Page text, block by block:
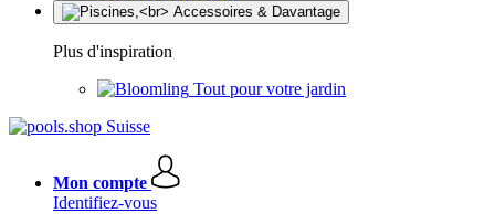
Plus d'inspiration
Tout pour votre jardin
Mon compte
Identifiez-vous